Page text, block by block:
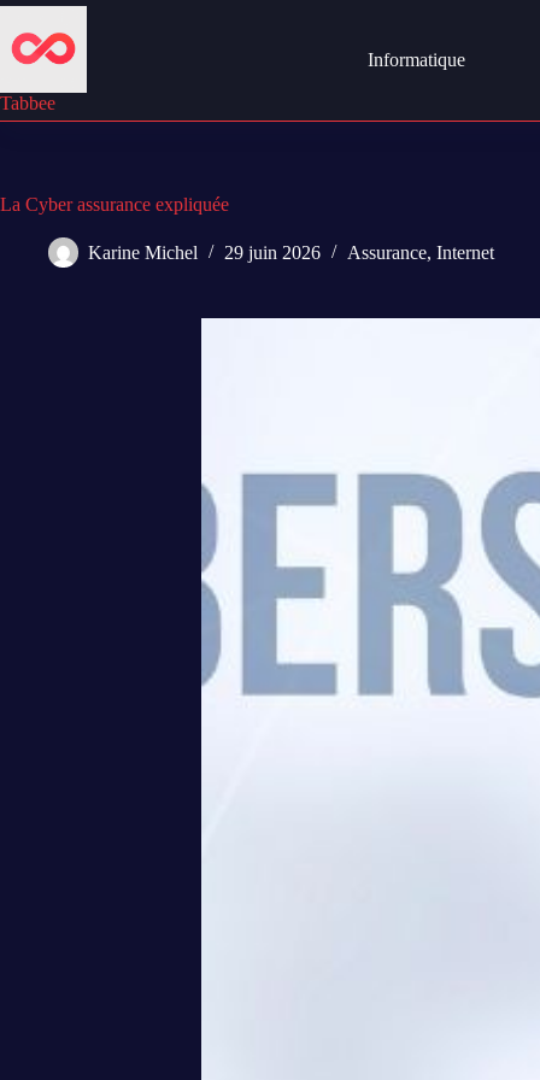
Passer
contenu
Tabbee
Informatique
La Cyber assurance expliquée
Karine Michel 29 juin 2026 Assurance, Internet